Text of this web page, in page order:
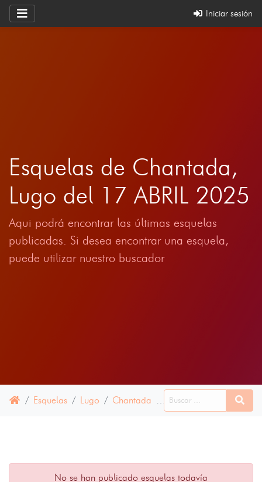
Iniciar sesión
Esquelas de Chantada,
Lugo del 17 ABRIL 2025
Aqui podrá encontrar las últimas esquelas
publicadas. Si desea encontrar una esquela,
puede utilizar nuestro buscador
Esquelas Lugo Chantada 17 ABRIL 2025
No se han publicado esquelas todavía